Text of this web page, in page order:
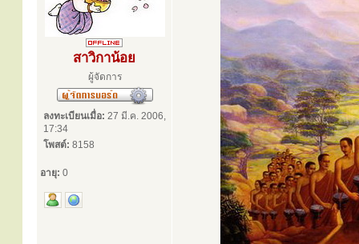
สาวิกาน้อย
ผู้จัดการ
ลงทะเบียนเมื่อ: 27 มี.ค. 2006,
17:34
โพสต์: 8158
อายุ: 0